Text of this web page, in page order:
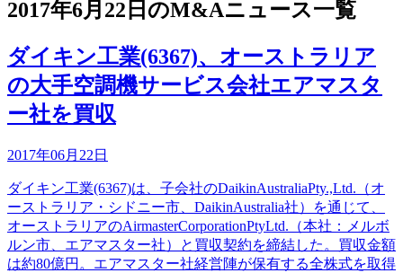
2017年6月22日のM&Aニュース一覧
ダイキン工業(6367)、オーストラリア
の大手空調機サービス会社エアマスタ
ー社を買収
2017年06月22日
ダイキン工業(6367)は、子会社のDaikinAustraliaPty.,Ltd.（オ
ーストラリア・シドニー市、DaikinAustralia社）を通じて、
オーストラリアのAirmasterCorporationPtyLtd.（本社：メルボ
ルン市、エアマスター社）と買収契約を締結した。買収金額
は約80億円。エアマスター社経営陣が保有する全株式を取得